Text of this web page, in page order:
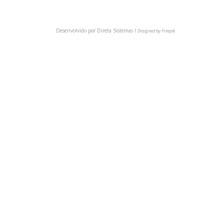
Desenvolvido por Direta Sistemas I Designed by Freepik